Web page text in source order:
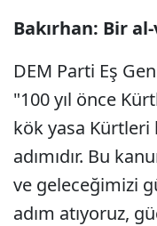
Bakırhan: Bir
DEM Parti Eş
"100 yıl önce
kök yasa
adımıdır. Bu
ve geleceğimizi
adım atıyoruz,